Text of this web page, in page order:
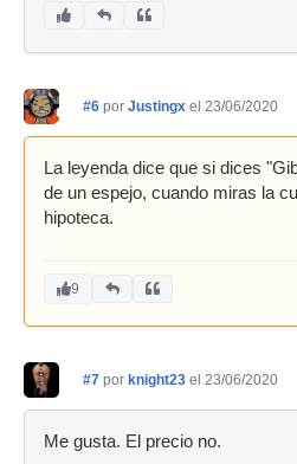
#6 por Justingx el 23/06/2020
La leyenda dice que si dices
de un espejo, cuando miras la
hipoteca.
9
#7 por knight23 el 23/06/2020
Me gusta. El precio no.